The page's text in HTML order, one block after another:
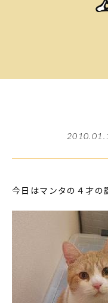
今日はマンタの４才の